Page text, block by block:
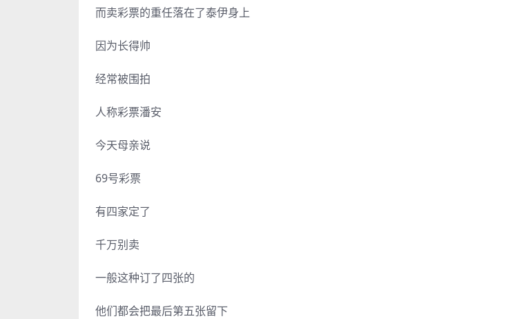
而卖彩票的重任落在了泰伊身上
因为长得帅
经常被围拍
人称彩票潘安
今天母亲说
69号彩票
有四家定了
千万别卖
一般这种订了四张的
他们都会把最后第五张留下